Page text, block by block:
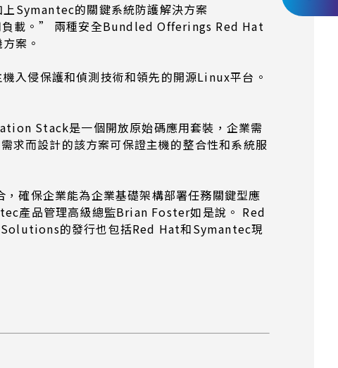
Symantec的關鍵系統防護解決方案
載。” 兩種安全Bundled Offerings Red Hat
案。
入侵保護和偵測技術和領先的開源Linux平台。
Stack是一個開放原始碼應用套裝，企業需
求而設計的該方案可保證主機的整合性和系統服
保企業能為企業基礎架構部署任務關鍵型應
產品管理高級總監Brian Foster如是說。 Red
的發行也包括Red Hat和Symantec現